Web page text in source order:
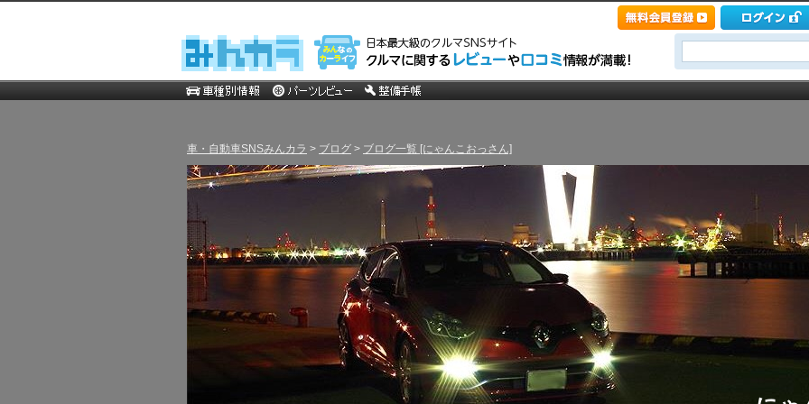
車・自動車SNSみんカラ > ブログ > ブログ一覧 [にゃんこおっさん]